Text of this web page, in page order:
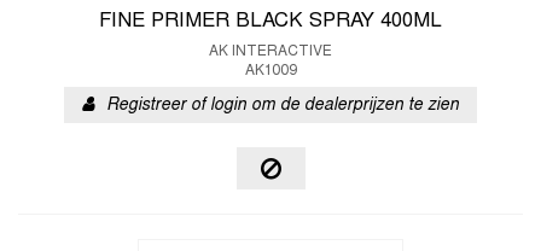
FINE PRIMER BLACK SPRAY 400ML
AK INTERACTIVE
AK1009
Registreer of login om de dealerprijzen te zien